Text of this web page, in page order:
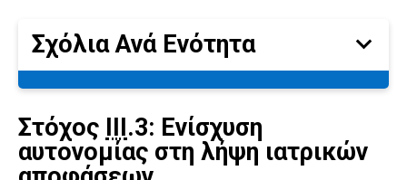
Σχόλια Ανά Ενότητα
Σχόλια
Στόχος
.3: Ενίσχυση
αυτονομίας στη λήψη ιατρικών